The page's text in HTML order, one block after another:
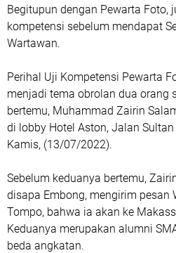
Begitupun dengan Pewarta Foto,
kompetensi sebelum mendapat
Wartawan.
Perihal Uji Kompetensi Pewarta
menjadi tema obrolan dua orang
bertemu, Muhammad Zairin
di lobby Hotel Aston, Jalan
Kamis, (13/07/2022).
Sebelum keduanya bertemu,
disapa Embong, mengirim pesan
Tompo, bahwa ia akan ke
Keduanya merupakan alumni
beda angkatan.